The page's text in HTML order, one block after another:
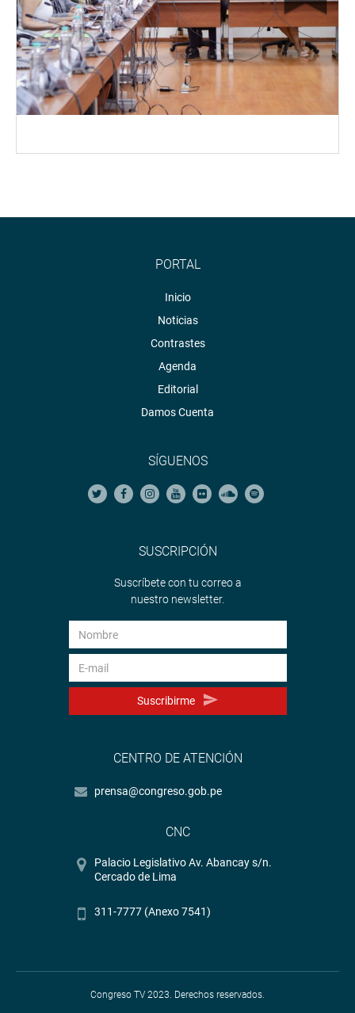
PORTAL
Inicio
Noticias
Contrastes
Agenda
Editorial
Damos Cuenta
SÍGUENOS
SUSCRIPCIÓN
Suscríbete con tu correo a
nuestro newsletter.
Suscribirme
CENTRO DE ATENCIÓN
prensa@congreso.gob.pe
CNC
Palacio Legislativo Av. Abancay s/n.
Cercado de Lima
311-7777 (Anexo 7541)
Congreso TV 2023. Derechos reservados.